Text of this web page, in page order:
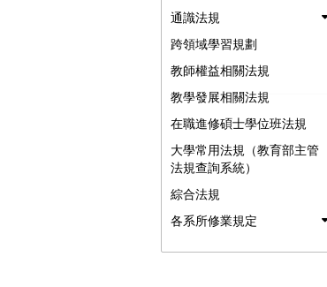
通識法規
跨領域學習規劃
教師權益相關法規
教學發展相關法規
在職進修碩士學位班法規
大學常用法規（教育部主管
法規查詢系統）
綜合法規
各系所修業規定